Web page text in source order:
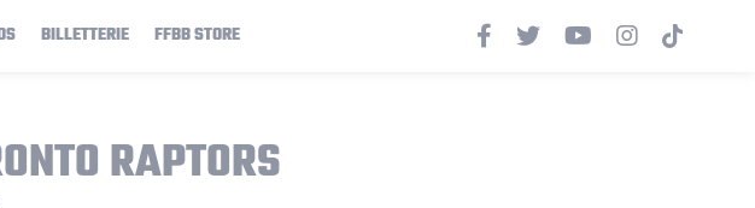
BILLETTERIE FFBB STORE
RAPTORS